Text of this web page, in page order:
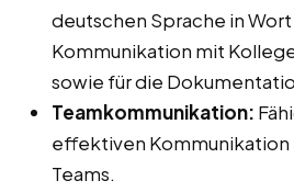
deutschen Sprache in
Kommunikation mit
sowie für die
Teamkommunikation:
effektiven Kommunikation
Teams.